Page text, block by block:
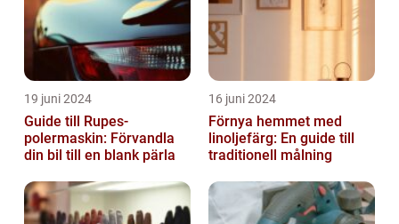
19 juni 2024
Guide till Rupes-
polermaskin: Förvandla
din bil till en blank pärla
16 juni 2024
Förnya hemmet med
linoljefärg: En guide till
traditionell målning